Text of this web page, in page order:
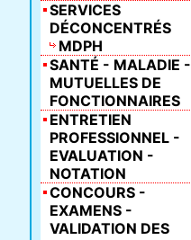
SERVICES
DÉCONCENTRÉS
MDPH
SANTÉ - MALADIE -
MUTUELLES DE
FONCTIONNAIRES
ENTRETIEN
PROFESSIONNEL -
EVALUATION -
NOTATION
CONCOURS -
EXAMENS -
VALIDATION DES